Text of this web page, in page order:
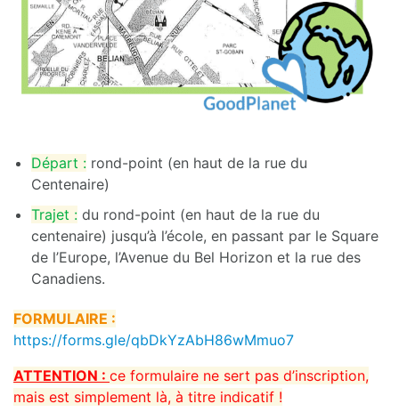
Départ : rond-point (en haut de la rue du
Centenaire)
Trajet : du rond-point (en haut de la rue du
centenaire) jusqu’à l’école, en passant par le Square
de l’Europe, l’Avenue du Bel Horizon et la rue des
Canadiens.
FORMULAIRE :
https://forms.gle/qbDkYzAbH86wMmuo7
ATTENTION : ce formulaire ne sert pas d’inscription,
mais est simplement là, à titre indicatif !